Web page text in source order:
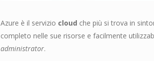
Azure è il servizio cloud che più si trova in
completo nelle sue risorse e facilmente
administrator.